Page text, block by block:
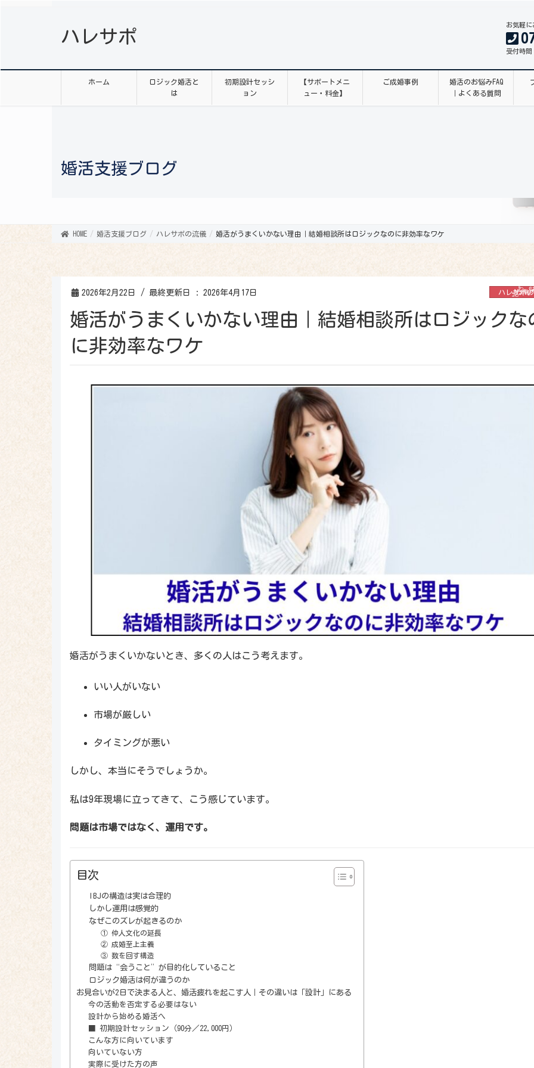
ハレサポ
お気軽
受付時
ホーム
ロジック婚活と
は
初期設計セッシ
ョン
【サポートメニ
ュー・料金】
ご成婚事例
婚活のお悩みFAQ
｜よくある質問
婚活支援ブログ
HOME 婚活支援ブログ ハレサポの流儀 婚活がうまくいかない理由｜結婚相談所はロジックなのに非効率なワケ
2026年2月22日 / 最終更新日 : 2026年4月17日 ハレサポ
婚活がうまくいかない理由｜結婚相談所はロジックな
に非効率なワケ
婚活がうまくいかないとき、多くの人はこう考えます。
いい人がいない
市場が厳しい
タイミングが悪い
しかし、本当にそうでしょうか。
私は9年現場に立ってきて、こう感じています。
問題は市場ではなく、運用です。
目次
IBJの構造は実は合理的
しかし運用は感覚的
なぜこのズレが起きるのか
① 仲人文化の延長
② 成婚至上主義
③ 数を回す構造
問題は“会うこと”が目的化していること
ロジック婚活は何が違うのか
お見合いが2日で決まる人と、婚活疲れを起こす人｜その違いは「設計」にある
今の活動を否定する必要はない
設計から始める婚活へ
■ 初期設計セッション（90分／22,000円）
こんな方に向いています
向いていない方
実際に受けた方の声